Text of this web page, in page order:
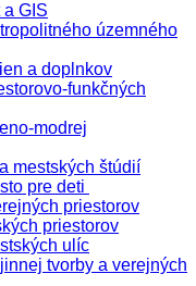
GIS
územného
a doplnkov
funkčných
modrej
mestských štúdií
pre deti
priestorov
priestorov
ulíc
tvorby a verejných